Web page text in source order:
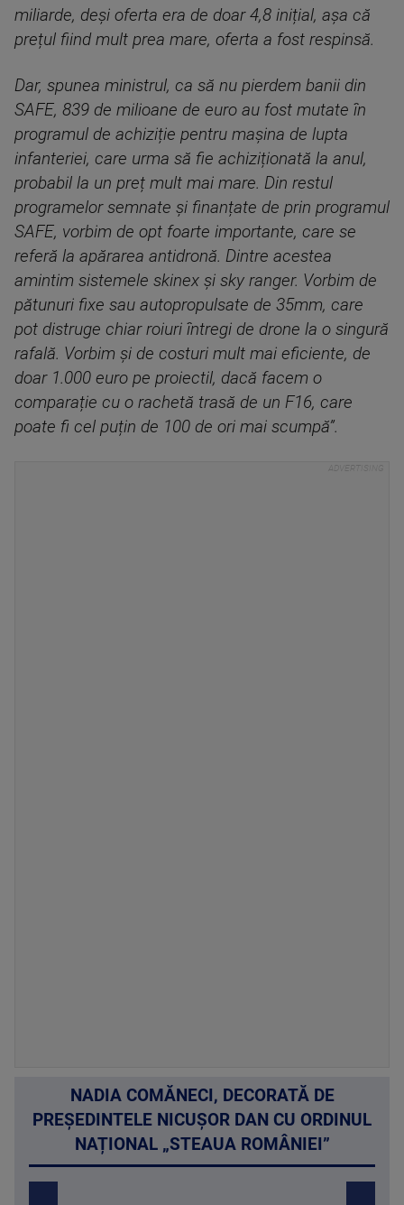
miliarde, deși oferta era de doar 4,8 inițial, așa că
prețul fiind mult prea mare, oferta a fost respinsă.
Dar, spunea ministrul, ca să nu pierdem banii din
SAFE, 839 de milioane de euro au fost mutate în
programul de achiziție pentru mașina de lupta
infanteriei, care urma să fie achiziționată la anul,
probabil la un preț mult mai mare. Din restul
programelor semnate și finanțate de prin programul
SAFE, vorbim de opt foarte importante, care se
referă la apărarea antidronă. Dintre acestea
amintim sistemele skinex și sky ranger. Vorbim de
pătunuri fixe sau autopropulsate de 35mm, care
pot distruge chiar roiuri întregi de drone la o singură
rafală. Vorbim și de costuri mult mai eficiente, de
doar 1.000 euro pe proiectil, dacă facem o
comparație cu o rachetă trasă de un F16, care
poate fi cel puțin de 100 de ori mai scumpă”.
NADIA COMĂNECI, DECORATĂ DE
PREȘEDINTELE NICUȘOR DAN CU ORDINUL
NAȚIONAL „STEAUA ROMÂNIEI”